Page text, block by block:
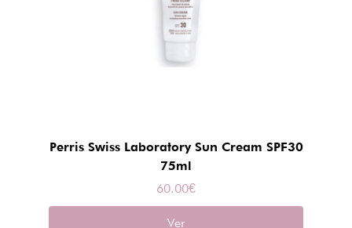
Perris Swiss Laboratory Sun Cream SPF30
75ml
60.00€
Ver